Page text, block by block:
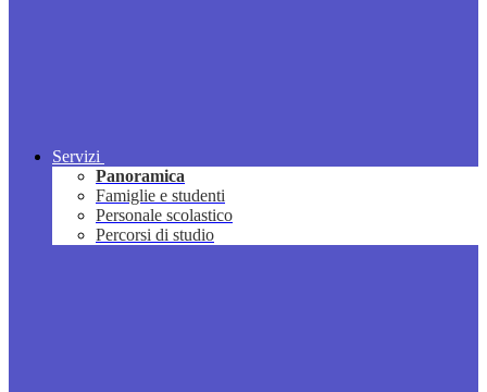
Servizi
Panoramica
Famiglie e studenti
Personale scolastico
Percorsi di studio